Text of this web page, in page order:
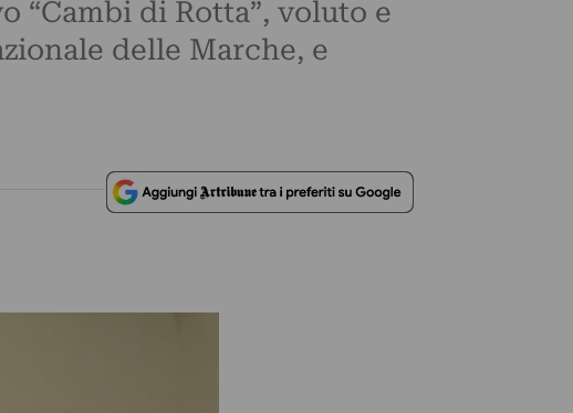
“Cambi di Rotta”, voluto e
delle Marche, e